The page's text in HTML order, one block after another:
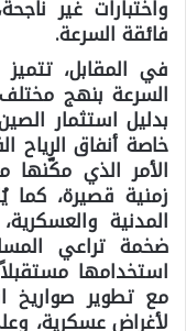
واختبارات غير
فائقة السرعة.
في المقابل،
السرعة بنهج
بدليل استثمار
خاصة أنفاق الرياح
الأمر الذي
زمنية قصيرة، كما
المدنية
ضخمة تراعي
استخدامها
مع تطوير صواريخ
لأغراض عسكرية،